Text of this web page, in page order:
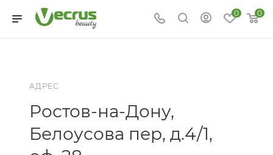
0 0
АДРЕС
Ростов-на-Дону,
Белоусова пер, д.4/1,